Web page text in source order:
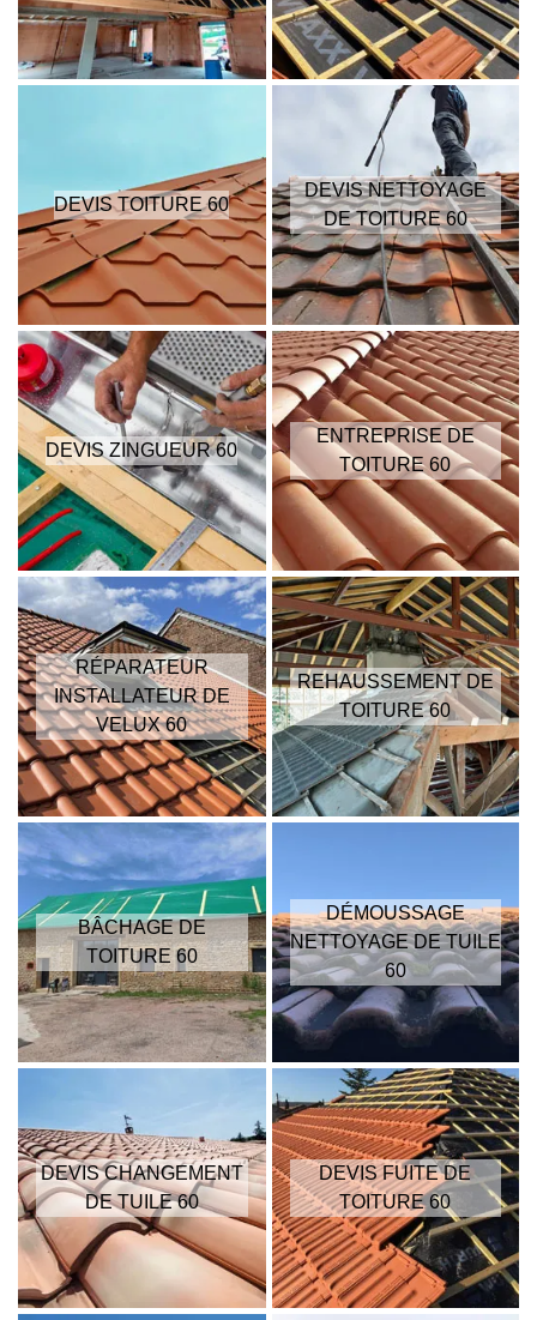
DEVIS TOITURE 60
DEVIS NETTOYAGE
DE TOITURE 60
DEVIS ZINGUEUR 60
ENTREPRISE DE
TOITURE 60
RÉPARATEUR
INSTALLATEUR DE
VELUX 60
REHAUSSEMENT DE
TOITURE 60
BÂCHAGE DE
TOITURE 60
DÉMOUSSAGE
NETTOYAGE DE TUILE
60
DEVIS CHANGEMENT
DE TUILE 60
DEVIS FUITE DE
TOITURE 60